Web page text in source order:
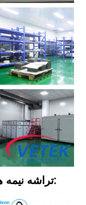
نمای کلی زنجیره صنعت Epitaxy تراشه نیمه هادی: